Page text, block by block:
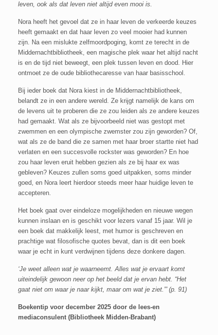
leven, ook als dat leven niet altijd even mooi is.
Nora heeft het gevoel dat ze in haar leven de verkeerde keuzes
heeft gemaakt en dat haar leven zo veel mooier had kunnen
zijn. Na een mislukte zelfmoordpoging, komt ze terecht in de
Middernachtbibliotheek, een magische plek waar het altijd nacht
is en de tijd niet beweegt, een plek tussen leven en dood. Hier
ontmoet ze de oude bibliothecaresse van haar basisschool.
Bij ieder boek dat Nora kiest in de Middernachtbibliotheek,
belandt ze in een andere wereld. Ze krijgt namelijk de kans om
de levens uit te proberen die ze zou leiden als ze andere keuzes
had gemaakt. Wat als ze bijvoorbeeld niet was gestopt met
zwemmen en een olympische zwemster zou zijn geworden? Of,
wat als ze de band die ze samen met haar broer startte niet had
verlaten en een succesvolle rockster was geworden? En hoe
zou haar leven eruit hebben gezien als ze bij haar ex was
gebleven? Keuzes zullen soms goed uitpakken, soms minder
goed, en Nora leert hierdoor steeds meer haar huidige leven te
accepteren.
Het boek gaat over eindeloze mogelijkheden en nieuwe wegen
kunnen inslaan en is geschikt voor lezers vanaf 15 jaar. Wil je
een boek dat makkelijk leest, met humor is geschreven en
prachtige wat filosofische quotes bevat, dan is dit een boek
waar je echt in kunt verdwijnen tijdens deze donkere dagen.
‘Je weet alleen wat je waarneemt. Alles wat je ervaart komt
uiteindelijk gewoon neer op het beeld dat je ervan hebt. “Het
gaat niet om waar je naar kijkt, maar om wat je ziet.”’ (p. 91)
Boekentip voor december 2025 door de lees-en
mediaconsulent (Bibliotheek Midden-Brabant)